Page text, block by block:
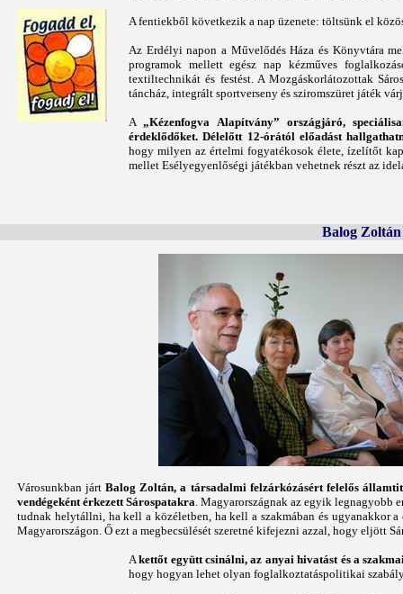
A fentiekből következik a nap üzenete: töltsünk el
Az Erdélyi napon a Művelődés Háza és Könyvtára
programok mellett egész nap kézműves
textiltechnikát és festést. A Mozgáskorlátozottak
táncház, integrált sportverseny és sziromszüret játék
A„Kézenfogva Alapítvány” országjáró,
érdeklődőket. Délelőtt 12-órától előadást
hogy milyen az értelmi fogyatékosok élete, ízelítőt
mellet Esélyegyenlőségi játékban vehetnek részt az
Balog
Városunkban jártBalog Zoltán, a társadalmi felzárkózásért felelős
vendégeként érkezett Sárospatakra . Magyarországnak az egyik legnagyobb
tudnak helytállni, ha kell a közéletben, ha kell a szakmában és ugyanakkor
Magyarországon. Ő ezt a megbecsülését szeretné kifejezni azzal, hogy eljött
Akettőt együtt csinálni, az anyai hivatást és a
hogy hogyan lehet olyan foglalkoztatáspolitikai